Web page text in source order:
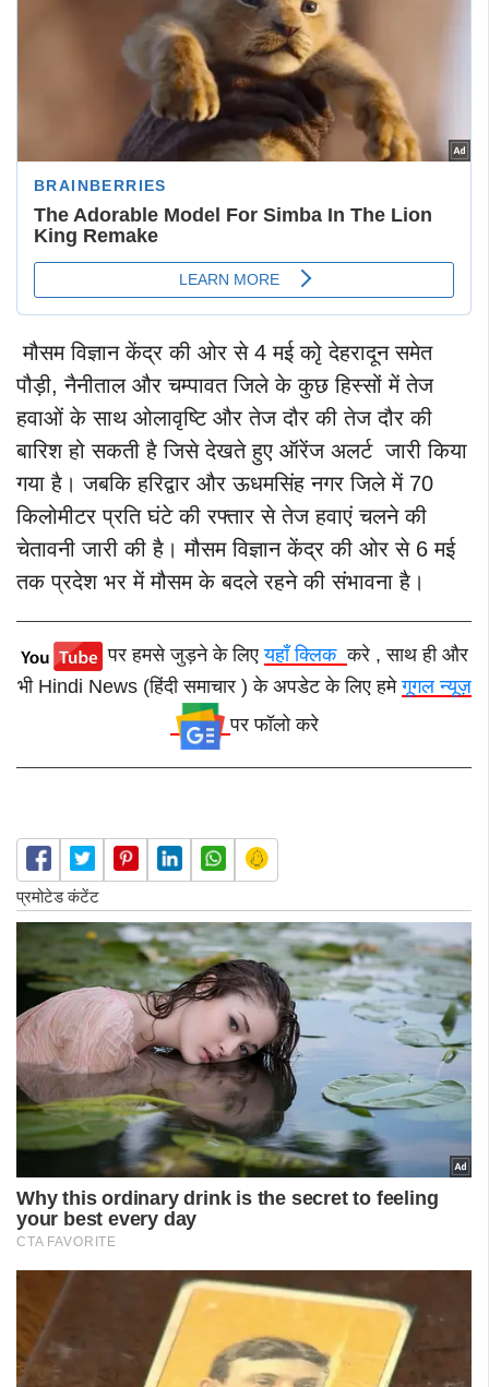
मौसम विज्ञान केंद्र की ओर से 4 मई कोृ देहरादून समेत
पौड़ी, नैनीताल और चम्पावत जिले के कुछ हिस्सों में तेज
हवाओं के साथ ओलावृष्टि और तेज दौर की तेज दौर की
बारिश हो सकती है जिसे देखते हुए ऑरेंज अलर्ट जारी किया
गया है। जबकि हरिद्वार और ऊधमसिंह नगर जिले में 70
किलोमीटर प्रति घंटे की रफ्तार से तेज हवाएं चलने की
चेतावनी जारी की है। मौसम विज्ञान केंद्र की ओर से 6 मई
तक प्रदेश भर में मौसम के बदले रहने की संभावना है।
पर हमसे जुड़ने के लिएयहाँ क्लिककरे , साथ ही और
भी Hindi News (हिंदी समाचार ) के अपडेट के लिए हमेगूगल न्यूज़
पर फॉलो करे